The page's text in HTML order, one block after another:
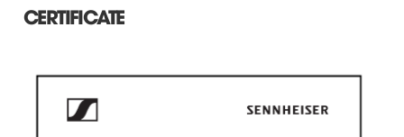
CERTIFICATE